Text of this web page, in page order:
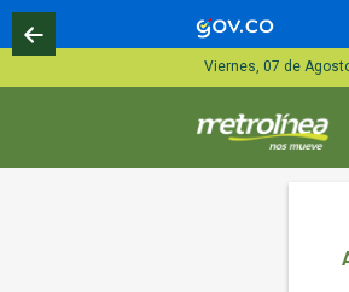
Viernes, 07 de